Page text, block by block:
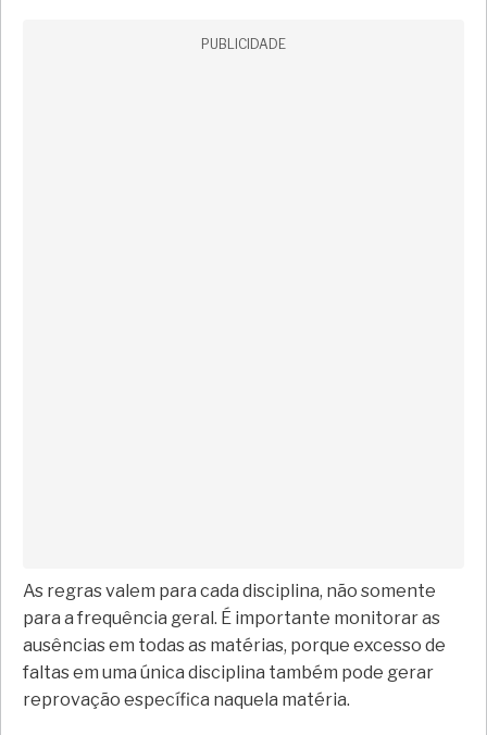
PUBLICIDADE
As regras valem para cada disciplina, não somente
para a frequência geral. É importante monitorar as
ausências em todas as matérias, porque excesso de
faltas em uma única disciplina também pode gerar
reprovação específica naquela matéria.